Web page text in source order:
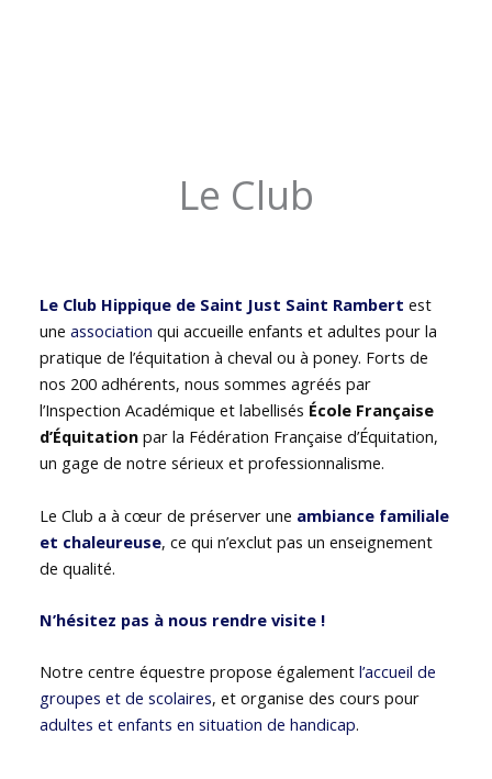
Le Club
Le Club Hippique de Saint Just Saint Rambert est
uneassociation qui accueille enfants et adultes pour la
pratique de l’équitation à cheval ou à poney. Forts de
nos 200 adhérents, nous sommes agréés par
l’Inspection Académique et labellisés École Française
d’Équitation par la Fédération Française d’Équitation,
un gage de notre sérieux et professionnalisme.
Le Club a à cœur de préserver une ambiance familiale
et chaleureuse, ce qui n’exclut pas un enseignement
de qualité.
N’hésitez pas à nous rendre visite !
Notre centre équestre propose égalementl’accueil de
groupes et de scolaires, et organise des cours pour
adultes et enfants en situation de handicap.